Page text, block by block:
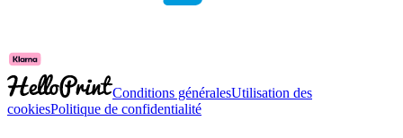
Conditions généralesUtilisation des
cookiesPolitique de confidentialité